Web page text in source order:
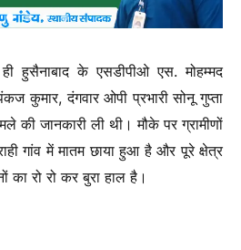
हुसैनाबाद के एसडीपीओ एस. मोहम्मद
कुमार, दंगवार ओपी प्रभारी सोनू गुप्ता
की जानकारी ली थी। मौके पर ग्रामीणों
गांव में मातम छाया हुआ है और पूरे क्षेत्र
का रो रो कर बुरा हाल है।